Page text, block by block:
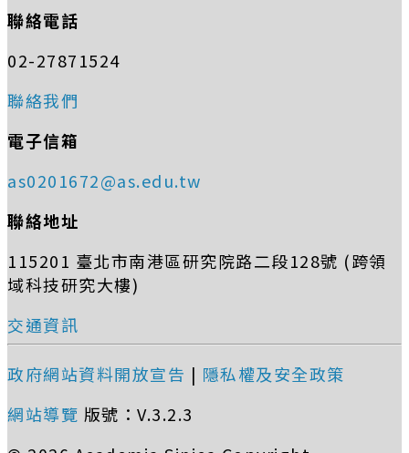
聯絡電話
02-27871524
聯絡我們
電子信箱
as0201672@as.edu.tw
聯絡地址
115201 臺北市南港區研究院路二段128號 (跨領
域科技研究大樓)
交通資訊
政府網站資料開放宣告 | 隱私權及安全政策
網站導覽 版號：V.3.2.3